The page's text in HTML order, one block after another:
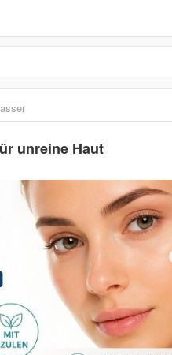
unreine Haut